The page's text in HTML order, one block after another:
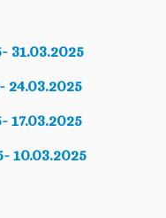
31.03.2025
24.03.2025
17.03.2025
10.03.2025